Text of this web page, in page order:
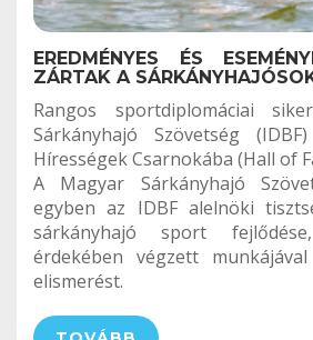
EREDMÉNYES ÉS
ZÁRTAK A
Rangos sportdiplomáciai
Sárkányhajó Szövetség
Hírességek Csarnokába (Hall of
A Magyar Sárkányhajó
egyben az IDBF alelnöki
sárkányhajó sport
érdekében végzett
elismerést.